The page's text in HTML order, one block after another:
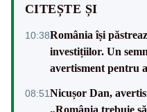
CITEȘTE ȘI
10:38România își
investițiilor. Un
avertisment pentru
08:51Nicușor Dan,
„România trebuie